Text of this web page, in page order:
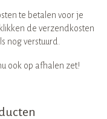
te betalen voor je
de verzendkosten
nog verstuurd.
ook op afhalen zet!